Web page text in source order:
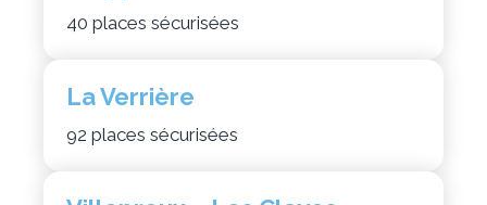
40 places sécurisées
La Verrière
92 places sécurisées